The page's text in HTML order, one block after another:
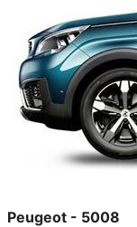
Peugeot - 5008